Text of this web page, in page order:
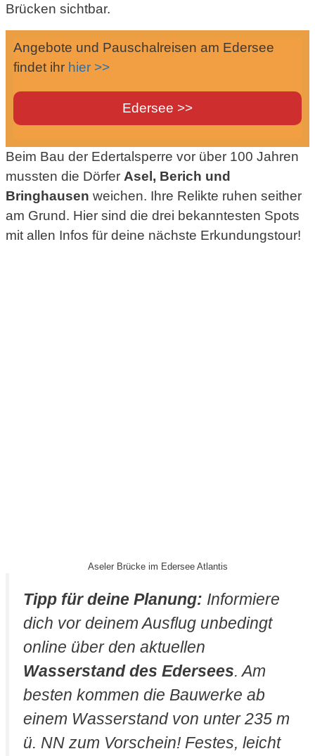
Brücken sichtbar.
Angebote und Pauschalreisen am Edersee
findet ihr hier >>
Edersee >>
Beim Bau der Edertalsperre vor über 100 Jahren
mussten die Dörfer Asel, Berich und
Bringhausen weichen. Ihre Relikte ruhen seither
am Grund. Hier sind die drei bekanntesten Spots
mit allen Infos für deine nächste Erkundungstour!
Aseler Brücke im Edersee Atlantis
Tipp für deine Planung: Informiere
dich vor deinem Ausflug unbedingt
online über den aktuellen
Wasserstand des Edersees. Am
besten kommen die Bauwerke ab
einem Wasserstand von unter 235 m
ü. NN zum Vorschein! Festes, leicht